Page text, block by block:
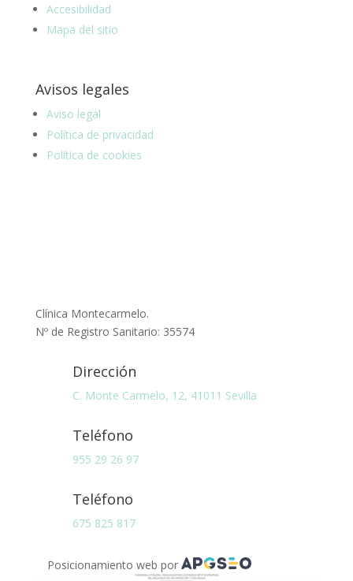
Accesibilidad
Mapa del sitio
Avisos legales
Aviso legal
Política de privacidad
Política de cookies
Clínica Montecarmelo.
Nº de Registro Sanitario: 35574
Dirección
C. Monte Carmelo, 12, 41011 Sevilla
Teléfono
955 29 26 97
Teléfono
675 825 817
Posicionamiento web por